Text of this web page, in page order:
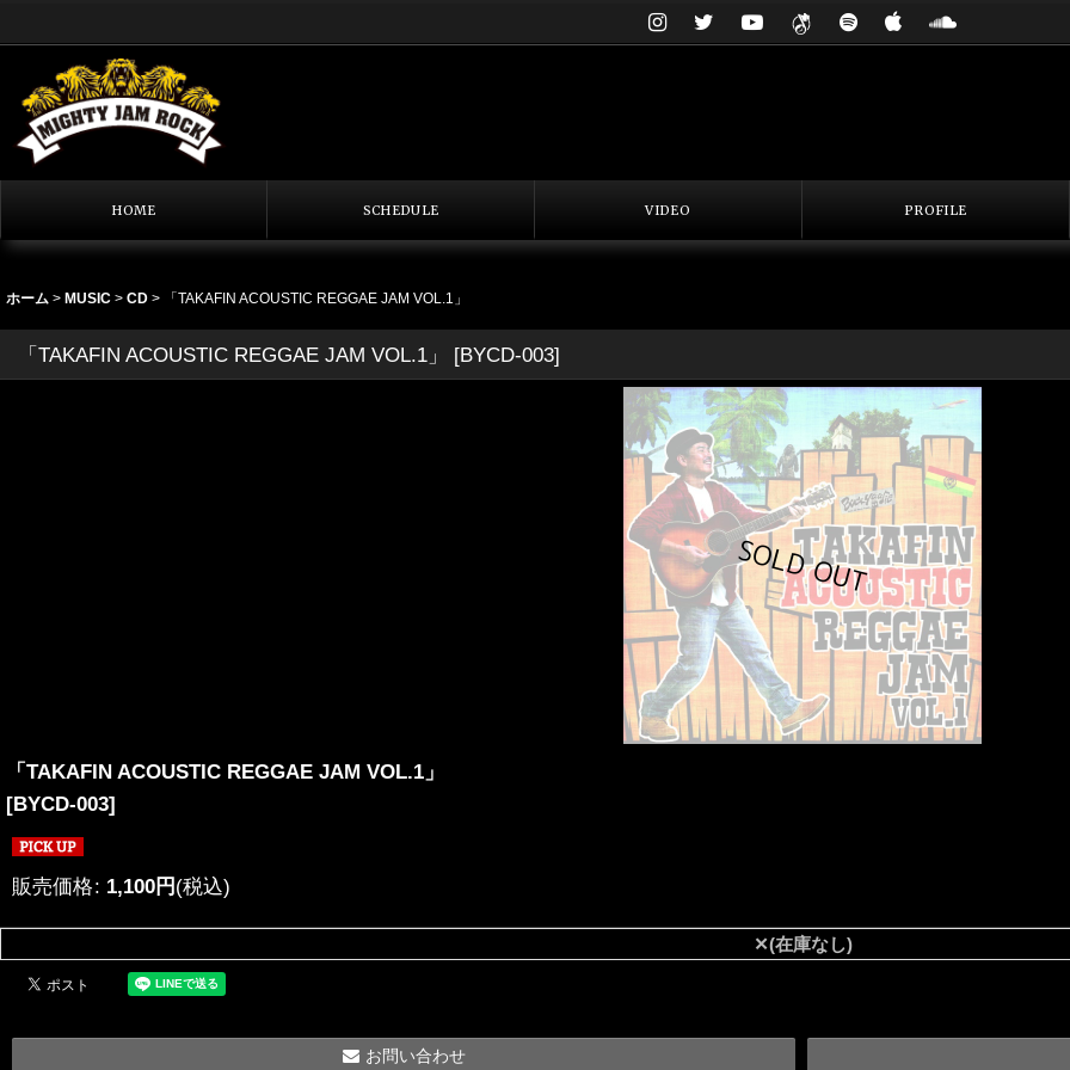
HOME SCHEDULE VIDEO PROFILE
ホーム > MUSIC > CD > 「TAKAFIN ACOUSTIC REGGAE JAM VOL.1」
「TAKAFIN ACOUSTIC REGGAE JAM VOL.1」 [BYCD-003]
「TAKAFIN ACOUSTIC REGGAE JAM VOL.1」
[BYCD-003]
販売価格: 1,100円 (税込)
✕(在庫なし)
お問い合わせ